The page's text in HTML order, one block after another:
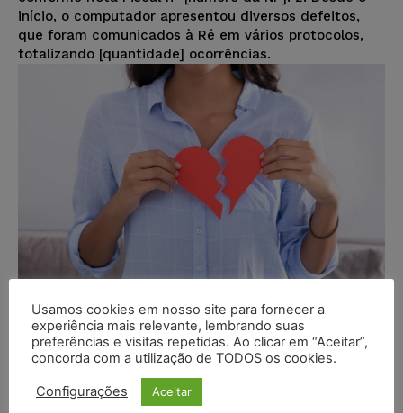
início, o computador apresentou diversos defeitos,
que foram comunicados à Ré em vários protocolos,
totalizando [quantidade] ocorrências.
Modelo – Ação de Cobrança C/C
Reparação por Danos Morais –
Estelionato Sentimental
Usamos cookies em nosso site para fornecer a
experiência mais relevante, lembrando suas
preferências e visitas repetidas. Ao clicar em “Aceitar”,
concorda com a utilização de TODOS os cookies.
Configurações Aceitar